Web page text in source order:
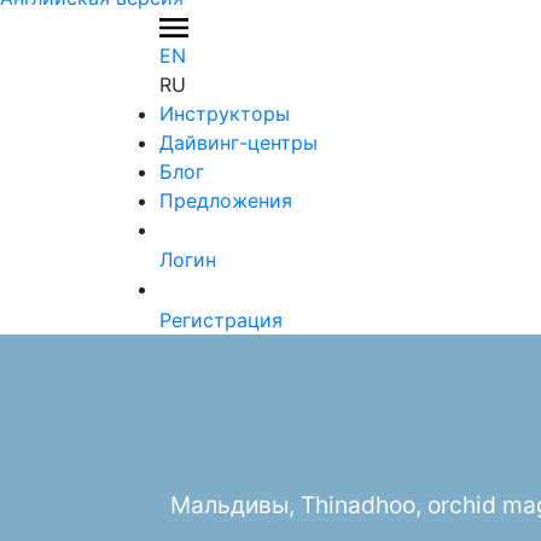
EN
RU
Инструкторы
Дайвинг-центры
Блог
Предложения
Логин
Регистрация
Мальдивы, Thinadhoo, orchid